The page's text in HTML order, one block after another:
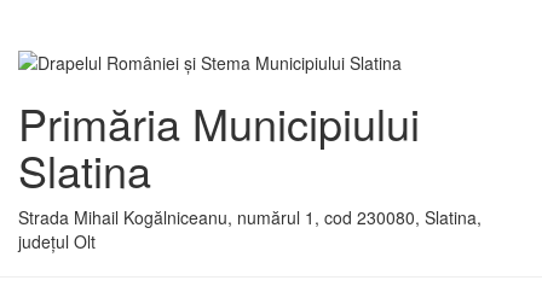
Primăria Municipiului
Slatina
Strada Mihail Kogălniceanu, numărul 1, cod 230080, Slatina,
județul Olt